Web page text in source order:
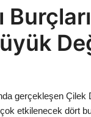
gerçekleşen
etkilenecek dört